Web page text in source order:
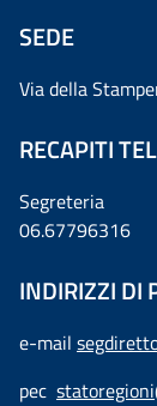
SEDE
Via della
RECAPITI
Segreteria
06.67796316
INDIRIZZI DI
e-mail
pec